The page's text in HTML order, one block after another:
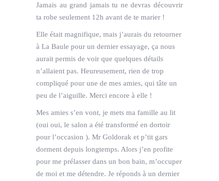
Jamais au grand jamais tu ne devras découvrir
ta robe seulement 12h avant de te marier !
Elle était magnifique, mais j’aurais du retourner
à La Baule pour un dernier essayage, ça nous
aurait permis de voir que quelques détails
n’allaient pas. Heureusement, rien de trop
compliqué pour une de mes amies, qui tâte un
peu de l’aiguille. Merci encore à elle !
Mes amies s’en vont, je mets ma famille au lit
(oui oui, le salon a été transformé en dortoir
pour l’occasion ). Mr Goldorak et p’tit gars
dorment depuis longtemps. Alors j’en profite
pour me prélasser dans un bon bain, m’occuper
de moi et me détendre. Je réponds à un dernier